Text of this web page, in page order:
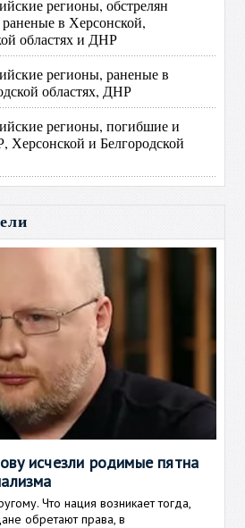
регионы, обстрелян
в Херсонской,
областях и ДНР
регионы, раненые в
областях, ДНР
регионы, погибшие и
и Белгородской
исчезли родимые пятна
Что нация возникает тогда,
обретают права, в